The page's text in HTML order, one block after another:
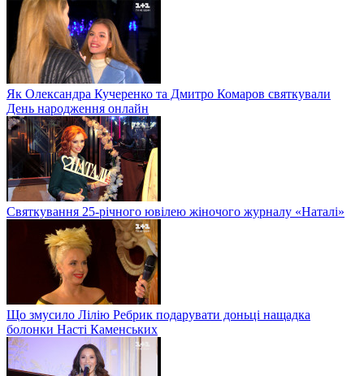
Як Олександра Кучеренко та Дмитро Комаров святкували
День народження онлайн
Святкування 25-річного ювілею жіночого журналу «Наталі»
Що змусило Лілію Ребрик подарувати доньці нащадка
болонки Насті Каменських